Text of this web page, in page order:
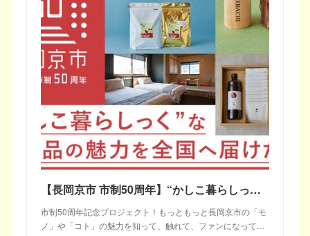
【長岡京市 市制50周年】“かしこ暮らしっく”な地産品の魅力を全国へ届けたい！
市制50周年記念プロジェクト！もっともっと長岡京市の「モ
ノ」や「コト」の魅力を知って、触れて、ファンになって…